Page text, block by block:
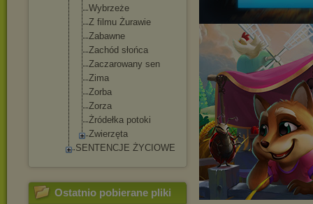
Wybrzeże
Z filmu Żurawie
Zabawne
Zachód słońca
Zaczarowany sen
Zima
Zorba
Zorza
Żródełka potoki
Zwierzęta
SENTENCJE ŻYCIOWE
Ostatnio pobierane pliki